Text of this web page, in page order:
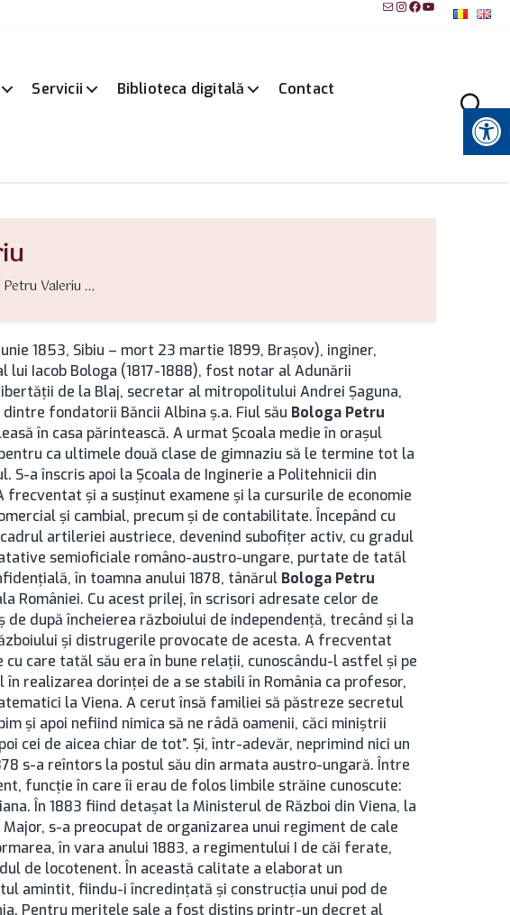
MailInstagram
Facebook
YouTube
Servicii Biblioteca digitală
Contact
Instrumente pentru accesibilitate
Valeriu ...
1853, Sibiu – mort 23 martie 1899, Brașov), inginer,
Iacob Bologa (1817-1888), fost notar al Adunării
de la Blaj, secretar al mitropolitului Andrei Şaguna,
fondatorii Băncii Albina ş.a. Fiul său Bologa Petru
în casa părintească. A urmat Şcoala medie în oraşul
ca ultimele două clase de gimnaziu să le termine tot la
S-a înscris apoi la Şcoala de Inginerie a Politehnicii din
frecventat şi a susţinut examene şi la cursurile de economie
şi cambial, precum şi de contabilitate. Începând cu
artileriei austriece, devenind subofiţer activ, cu gradul
semioficiale româno-austro-ungare, purtate de tatăl
în toamna anului 1878, tânărul Bologa Petru
României. Cu acest prilej, în scrisori adresate celor de
de după încheierea războiului de independenţă, trecând şi la
şi distrugerile provocate de acesta. A frecventat
care tatăl său era în bune relaţii, cunoscându-l astfel şi pe
în realizarea dorinţei de a se stabili în România ca profesor,
la Viena. A cerut însă familiei să păstreze secretul
şi apoi nefiind nimica să ne râdă oamenii, căci miniştrii
cei de aicea chiar de tot”. Şi, într-adevăr, neprimind nici un
s-a reîntors la postul său din armata austro-ungară. Între
funcţie în care îi erau de folos limbile străine cunoscute:
În 1883 fiind detaşat la Ministerul de Război din Viena, la
s-a preocupat de organizarea unui regiment de cale
în vara anului 1883, a regimentului I de căi ferate,
de locotenent. În această calitate a elaborat un
amintit, fiindu-i încredinţată şi construcţia unui pod de
Pentru meritele sale a fost distins printr-un decret al